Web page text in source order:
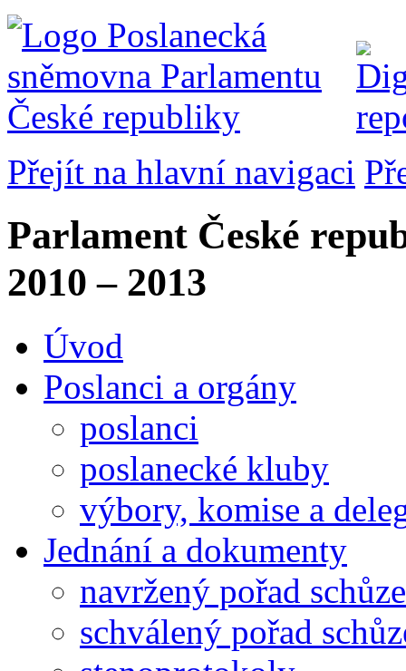
Přejít na hlavní navigaci
Parlament České
2010 – 2013
Úvod
Poslanci a orgány
poslanci
poslanecké kluby
výbory, komise a
Jednání a dokumenty
navržený pořad schůze
schválený pořad